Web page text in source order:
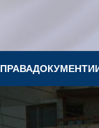
ДОКУМЕНТИ